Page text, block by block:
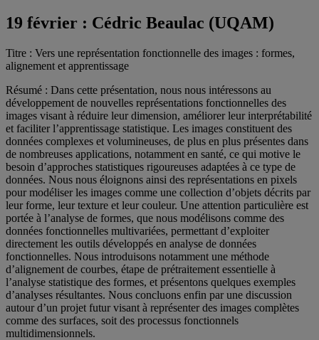
19 février : Cédric Beaulac (UQAM)
Titre : Vers une représentation fonctionnelle des images : formes,
alignement et apprentissage
Résumé : Dans cette présentation, nous nous intéressons au
développement de nouvelles représentations fonctionnelles des
images visant à réduire leur dimension, améliorer leur interprétabilité
et faciliter l’apprentissage statistique. Les images constituent des
données complexes et volumineuses, de plus en plus présentes dans
de nombreuses applications, notamment en santé, ce qui motive le
besoin d’approches statistiques rigoureuses adaptées à ce type de
données. Nous nous éloignons ainsi des représentations en pixels
pour modéliser les images comme une collection d’objets décrits par
leur forme, leur texture et leur couleur. Une attention particulière est
portée à l’analyse de formes, que nous modélisons comme des
données fonctionnelles multivariées, permettant d’exploiter
directement les outils développés en analyse de données
fonctionnelles. Nous introduisons notamment une méthode
d’alignement de courbes, étape de prétraitement essentielle à
l’analyse statistique des formes, et présentons quelques exemples
d’analyses résultantes. Nous concluons enfin par une discussion
autour d’un projet futur visant à représenter des images complètes
comme des surfaces, soit des processus fonctionnels
multidimensionnels.